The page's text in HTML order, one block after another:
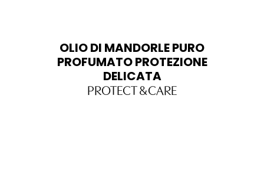
OLIO DI MANDORLE PURO
PROFUMATO PROTEZIONE
DELICATA
PROTECT & CARE